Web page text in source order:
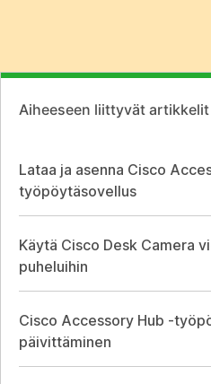
Aiheeseen liittyvät artikkelit
Lataa ja asenna Cisco
työpöytäsovellus
Käytä Cisco Desk Camera
puheluihin
Cisco Accessory Hub -
päivittäminen